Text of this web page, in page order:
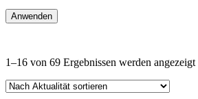
e
t
u
Anwenden
1–16 von 69 Ergebnissen werden angezeigtN